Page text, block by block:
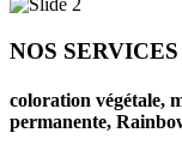
NOS SERVICES
coloration végétale,
permanente,